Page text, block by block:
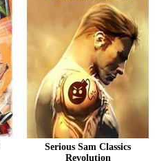
Serious Sam Classics
Revolution